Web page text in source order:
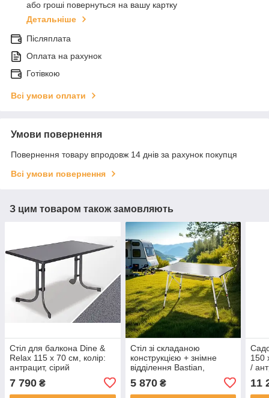
або гроші повернуться на вашу картку
Детальніше
Післяплата
Оплата на рахунок
Готівкою
Всі умови оплати
Умови повернення
Повернення товару впродовж 14 днів за рахунок покупця
Всі умови повернення
З цим товаром також замовляють
Стіл для балкона Dine &
Relax 115 x 70 см, колір:
антрацит, сірий
7 790 ₴
Стіл зі складаною
конструкцією + знімне
відділення Bastian,
5 870₴
150
/
11